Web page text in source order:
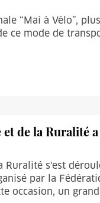
“Mai à Vélo”,
ce mode de
et de la Ruralité
s'est
par la
occasion, un